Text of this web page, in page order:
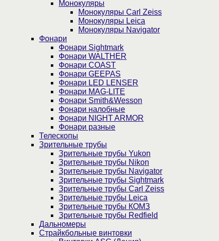
Монокуляры
Монокуляры Carl Zeiss
Монокуляры Leica
Монокуляры Navigator
Фонари
Фонари Sightmark
Фонари WALTHER
Фонари COAST
Фонари GEEPAS
Фонари LED LENSER
Фонари MAG-LITE
Фонари Smith&Wesson
Фонари налобные
Фонари NIGHT ARMOR
Фонари разные
Телескопы
Зрительные трубы
Зрительные трубы Yukon
Зрительные трубы Nikon
Зрительные трубы Navigator
Зрительные трубы Sightmark
Зрительные трубы Carl Zeiss
Зрительные трубы Leica
Зрительные трубы КОМЗ
Зрительные трубы Redfield
Дальномеры
Страйкбольные винтовки